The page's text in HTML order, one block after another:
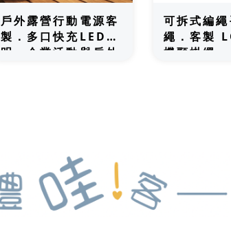
戶外露營行動電源客
製．多口快充LED照
明．企業活動與戶外
可拆式編
繩．客製
機頸掛繩